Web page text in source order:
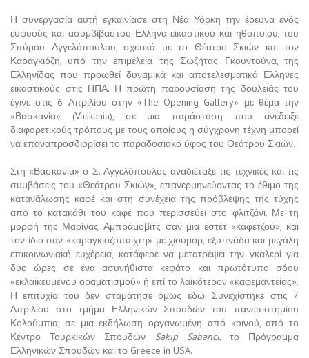
Η συνεργασία αυτή εγκαινίασε στη Νέα Υόρκη την έρευνα ενός
ευφυούς και ασυμβίβαστου Ελληνα εικαστικού και ηθοποιού, του
Σπύρου Αγγελόπουλου, σχετικά με το Θέατρο Σκιών και τον
Καραγκιόζη, υπό την επιμέλεια της Σωζήτας Γκουντούνα, της
Ελληνίδας που προωθεί δυναμικά και αποτελεσματικά Ελληνες
εικαστικούς στις ΗΠΑ. Η πρώτη παρουσίαση της δουλειάς του
έγινε στις 6 Απριλίου στην «The Opening Gallery» με θέμα την
«Βασκανία» (Vaskania), σε μια παράσταση που ανέδειξε
διαφορετικούς τρόπους με τους οποίους η σύγχρονη τέχνη μπορεί
να επαναπροσδιορίσει το παραδοσιακό ύφος του Θεάτρου Σκιών.
Στη «Βασκανία» ο Σ. Αγγελόπουλος αναδιέταξε τις τεχνικές και τις
συμβάσεις του «Θεάτρου Σκιών», επανερμηνεύοντας το έθιμο της
κατανάλωσης καφέ και στη συνέχεια της πρόβλεψης της τύχης
από το κατακάθι του καφέ που περισσεύει στο φλιτζάνι. Με τη
μορφή της Μαρίνας Αμπράμοβιτς σαν μια εστέτ «καφετζού», και
τον ίδιο σαν «καραγκιοζοπαίχτη» με χιούμορ, εξυπνάδα και μεγάλη
επικοινωνιακή ευχέρεια, κατάφερε να μετατρέψει την γκαλερί για
δυο ώρες σε ένα ασυνήθιστα κεφάτο και πρωτότυπο σόου
«εκλαϊκευμένου οραματισμού» ή επί το λαϊκότερον «καφεμαντείας».
Η επιτυχία του δεν σταμάτησε όμως εδώ. Συνεχίστηκε στις 7
Απριλίου στο τμήμα Ελληνικών Σπουδών του πανεπιστημίου
Κολούμπια, σε μια εκδήλωση οργανωμένη από κοινού, από το
Κέντρο Τουρκικών Σπουδών Sakıp Sabancı, το Πρόγραμμα
Ελληνικών Σπουδών και το Greece in USA.